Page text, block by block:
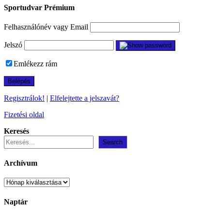
Sportudvar Prémium
Felhasználónév vagy Email
Jelszó
Emlékezz rám
Regisztrálok! | Elfelejtette a jelszavát?
Fizetési oldal
Keresés
Search
Archívum
Archívum
Naptár